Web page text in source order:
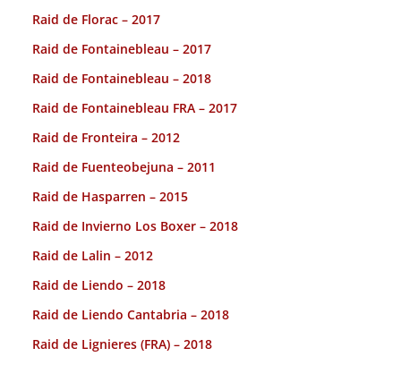
Raid de Florac – 2017
Raid de Fontainebleau – 2017
Raid de Fontainebleau – 2018
Raid de Fontainebleau FRA – 2017
Raid de Fronteira – 2012
Raid de Fuenteobejuna – 2011
Raid de Hasparren – 2015
Raid de Invierno Los Boxer – 2018
Raid de Lalin – 2012
Raid de Liendo – 2018
Raid de Liendo Cantabria – 2018
Raid de Lignieres (FRA) – 2018